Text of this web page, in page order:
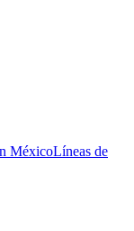
MéxicoLíneas de